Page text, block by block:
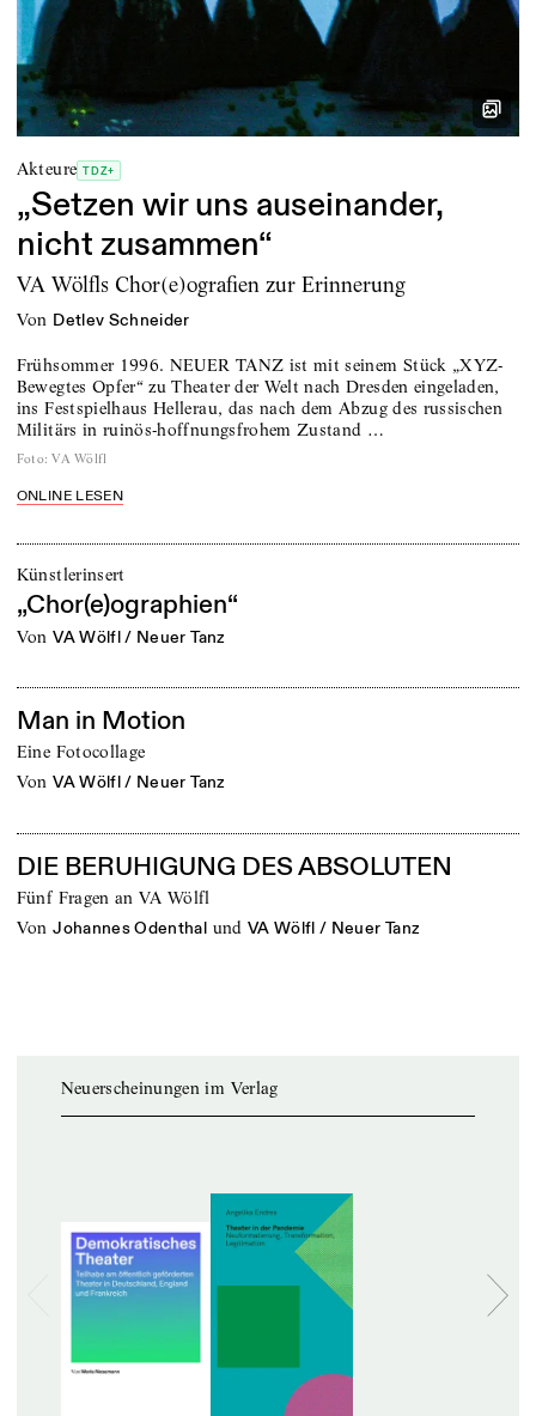
Akteure TDZ+
„Setzen wir uns auseinander,
nicht zusammen“
VA Wölfls Chor(e)ografien zur Erinnerung
von Detlev Schneider
Frühsommer 1996. NEUER TANZ ist mit seinem Stück „XYZ-
Bewegtes Opfer“ zu Theater der Welt nach Dresden eingeladen,
ins Festspielhaus Hellerau, das nach dem Abzug des russischen
Militärs in ruinös-hoffnungsfrohem Zustand …
Foto: VA Wölfl
ONLINE LESEN
Künstlerinsert
„Chor(e)ographien“
von VA Wölfl / Neuer Tanz
Man in Motion
Eine Fotocollage
von VA Wölfl / Neuer Tanz
DIE BERUHIGUNG DES ABSOLUTEN
Fünf Fragen an VA Wölfl
von Johannes Odenthal und VA Wölfl / Neuer Tanz
Neuerscheinungen im Verlag